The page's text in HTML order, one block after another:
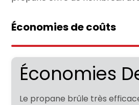
Économies de coûts
Économies
Le propane brûle très